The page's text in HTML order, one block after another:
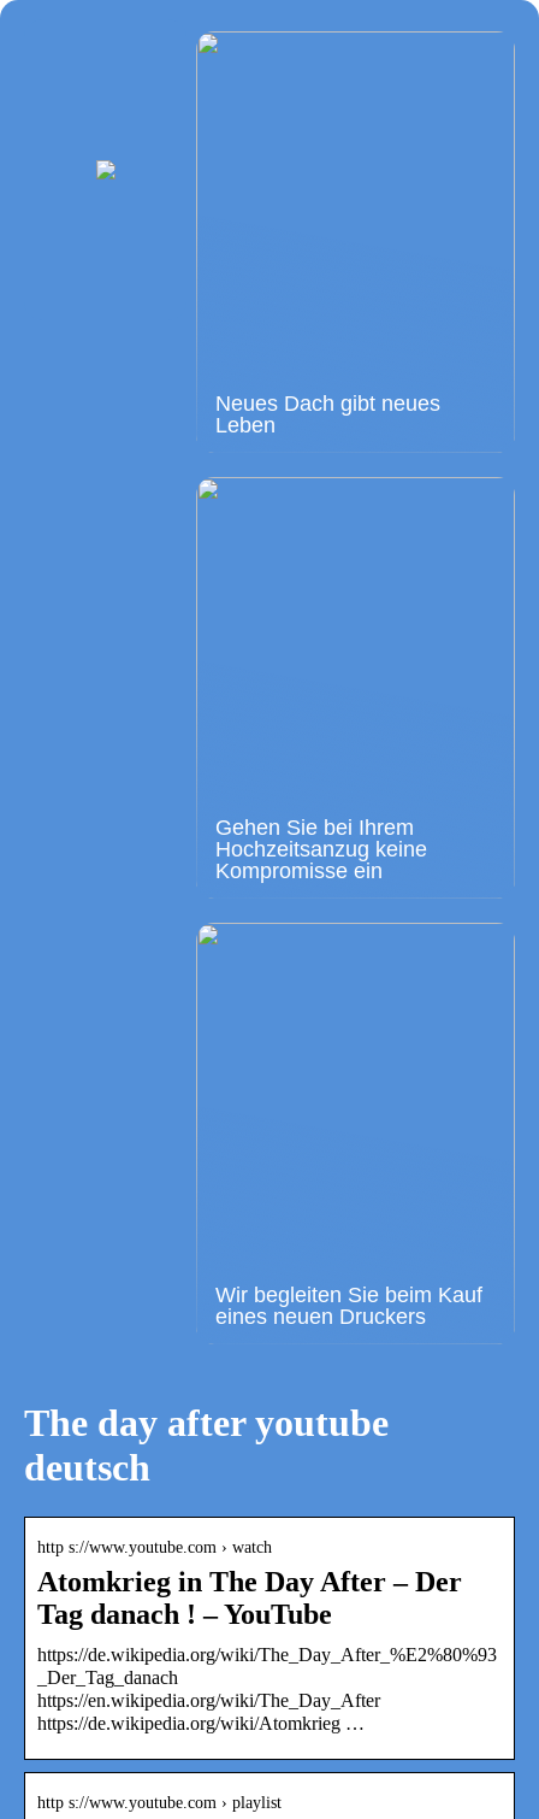
Neues Dach gibt neues
Leben
Gehen Sie bei Ihrem
Hochzeitsanzug keine
Kompromisse ein
Wir begleiten Sie beim Kauf
eines neuen Druckers
The day after youtube
deutsch
http s://www.youtube.com › watch
Atomkrieg in The Day After – Der
Tag danach ! – YouTube
https://de.wikipedia.org/wiki/The_Day_After_%E2%80%93
_Der_Tag_danach
https://en.wikipedia.org/wiki/The_Day_After
https://de.wikipedia.org/wiki/Atomkrieg …
http s://www.youtube.com › playlist